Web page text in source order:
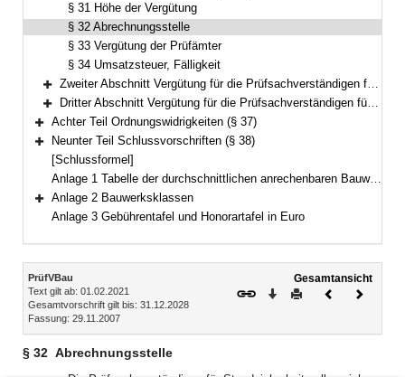
§ 31 Höhe der Vergütung
§ 32 Abrechnungsstelle
§ 33 Vergütung der Prüfämter
§ 34 Umsatzsteuer, Fälligkeit
Bereich erweitern
Zweiter Abschnitt Vergütung für die Prüfsachverständigen für Brandschutz, für die Prüfung sicherheitstechnischer Anlagen und Einrichtungen sowie für Erd- und Grundbau (§ 35)
Bereich erweitern
Dritter Abschnitt Vergütung für die Prüfsachverständigen für Vermessung im Bauwesen (§ 36)
Bereich erweitern
Achter Teil Ordnungswidrigkeiten (§ 37)
Bereich erweitern
Neunter Teil Schlussvorschriften (§ 38)
[Schlussformel]
Anlage 1 Tabelle der durchschnittlichen anrechenbaren Bauwerte je Kubikmeter Brutto-Rauminhalt
Bereich erweitern
Anlage 2 Bauwerksklassen
Anlage 3 Gebührentafel und Honorartafel in Euro
Inhalt
PrüfVBau
Text gilt ab: 01.02.2021
Gesamtvorschrift gilt bis: 31.12.2028
Fassung: 29.11.2007
Gesamtansicht
Download
DruckenVorheriges
§ 32 Abrechnungsstelle